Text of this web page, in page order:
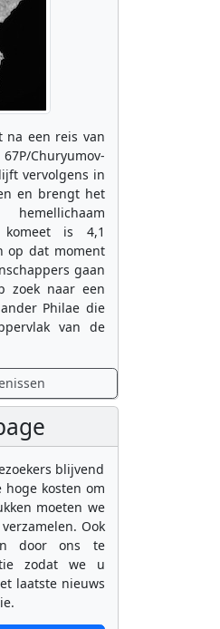
na een reis van
Churyumov-
vervolgens in
en brengt het
is 4,1
op dat moment
gaan
zoek naar een
Philae die
van de
blijvend
kosten om
moeten we
Ook
door ons te
zodat we u
laatste nieuws